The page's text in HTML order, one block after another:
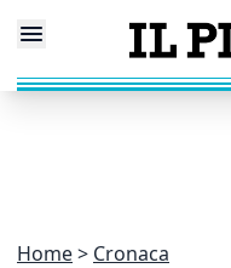
Home Cronaca